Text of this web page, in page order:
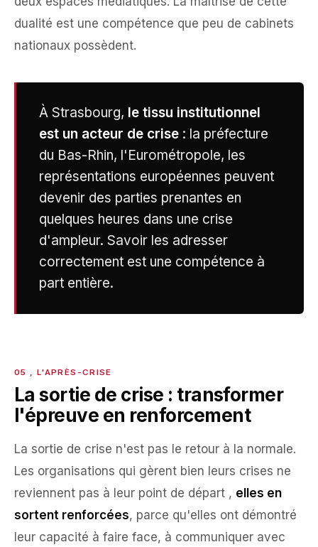
dualité est une compétence que peu de cabinets
nationaux possèdent.
À Strasbourg, le tissu institutionnel
est un acteur de crise : la préfecture
du Bas-Rhin, l'Eurométropole, les
représentations européennes peuvent
devenir des parties prenantes en
quelques heures dans une crise
d'ampleur. Savoir les adresser
correctement est une compétence à
part entière.
La sortie de crise : transformer
l'épreuve en renforcement
La sortie de crise n'est pas le retour à la normale.
Les organisations qui gèrent bien leurs crises ne
reviennent pas à leur point de départ , elles en
sortent renforcées, parce qu'elles ont démontré
leur capacité à faire face, à communiquer avec